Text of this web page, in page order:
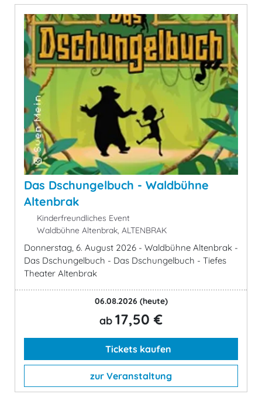
Das Dschungelbuch - Waldbühne
Altenbrak
Kinderfreundliches Event
Waldbühne Altenbrak, ALTENBRAK
Donnerstag, 6. August 2026 - Waldbühne Altenbrak -
Das Dschungelbuch - Das Dschungelbuch - Tiefes
Theater Altenbrak
06.08.2026 (heute)
ab 17,50 €
Tickets kaufen
zur Veranstaltung